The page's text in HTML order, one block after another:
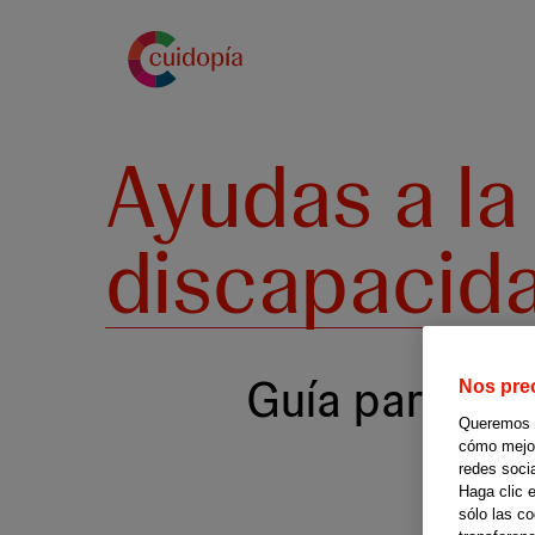
Ayudas a
Guía para Nos
cómo
redes
Haga clic
sólo las